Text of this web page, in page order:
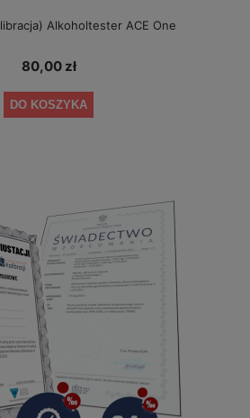
Alkoholtester ACE One
80,00 zł
DO KOSZYKA